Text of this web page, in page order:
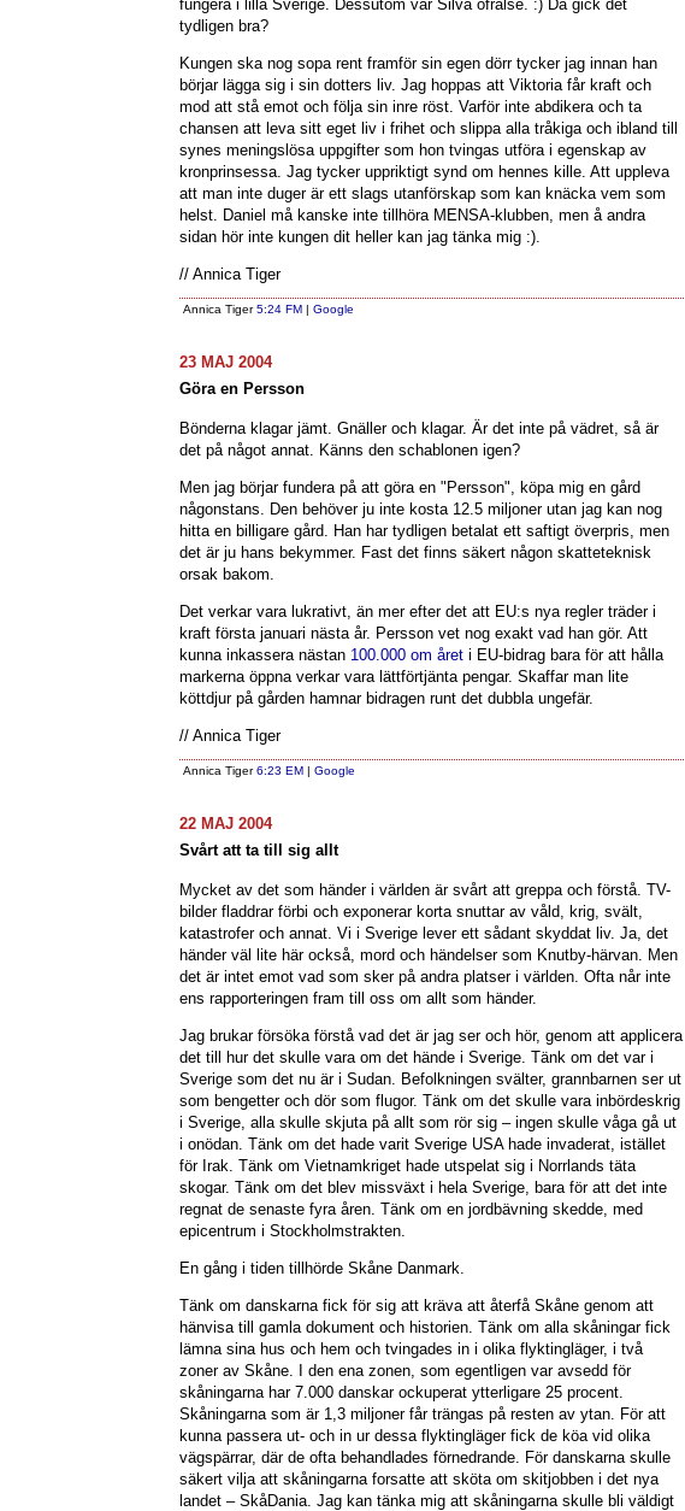
fungera i lilla Sverige. Dessutom var Silva ofrälse. :) Då gick det
tydligen bra?
Kungen ska nog sopa rent framför sin egen dörr tycker jag innan han
börjar lägga sig i sin dotters liv. Jag hoppas att Viktoria får kraft och
mod att stå emot och följa sin inre röst. Varför inte abdikera och ta
chansen att leva sitt eget liv i frihet och slippa alla tråkiga och ibland till
synes meningslösa uppgifter som hon tvingas utföra i egenskap av
kronprinsessa. Jag tycker uppriktigt synd om hennes kille. Att uppleva
att man inte duger är ett slags utanförskap som kan knäcka vem som
helst. Daniel må kanske inte tillhöra MENSA-klubben, men å andra
sidan hör inte kungen dit heller kan jag tänka mig :).
// Annica Tiger
Annica Tiger5:24 FM |Google
23 MAJ 2004
Göra en Persson
Bönderna klagar jämt. Gnäller och klagar. Är det inte på vädret, så är
det på något annat. Känns den schablonen igen?
Men jag börjar fundera på att göra en "Persson", köpa mig en gård
någonstans. Den behöver ju inte kosta 12.5 miljoner utan jag kan nog
hitta en billigare gård. Han har tydligen betalat ett saftigt överpris, men
det är ju hans bekymmer. Fast det finns säkert någon skatteteknisk
orsak bakom.
Det verkar vara lukrativt, än mer efter det att EU:s nya regler träder i
kraft första januari nästa år. Persson vet nog exakt vad han gör. Att
kunna inkassera nästan 100.000 om året i EU-bidrag bara för att hålla
markerna öppna verkar vara lättförtjänta pengar. Skaffar man lite
köttdjur på gården hamnar bidragen runt det dubbla ungefär.
// Annica Tiger
Annica Tiger6:23 EM |Google
22 MAJ 2004
Svårt att ta till sig allt
Mycket av det som händer i världen är svårt att greppa och förstå. TV-
bilder fladdrar förbi och exponerar korta snuttar av våld, krig, svält,
katastrofer och annat. Vi i Sverige lever ett sådant skyddat liv. Ja, det
händer väl lite här också, mord och händelser som Knutby-härvan. Men
det är intet emot vad som sker på andra platser i världen. Ofta når inte
ens rapporteringen fram till oss om allt som händer.
Jag brukar försöka förstå vad det är jag ser och hör, genom att applicera
det till hur det skulle vara om det hände i Sverige. Tänk om det var i
Sverige som det nu är i Sudan. Befolkningen svälter, grannbarnen ser ut
som bengetter och dör som flugor. Tänk om det skulle vara inbördeskrig
i Sverige, alla skulle skjuta på allt som rör sig – ingen skulle våga gå ut
i onödan. Tänk om det hade varit Sverige USA hade invaderat, istället
för Irak. Tänk om Vietnamkriget hade utspelat sig i Norrlands täta
skogar. Tänk om det blev missväxt i hela Sverige, bara för att det inte
regnat de senaste fyra åren. Tänk om en jordbävning skedde, med
epicentrum i Stockholmstrakten.
En gång i tiden tillhörde Skåne Danmark.
Tänk om danskarna fick för sig att kräva att återfå Skåne genom att
hänvisa till gamla dokument och historien. Tänk om alla skåningar fick
lämna sina hus och hem och tvingades in i olika flyktingläger, i två
zoner av Skåne. I den ena zonen, som egentligen var avsedd för
skåningarna har 7.000 danskar ockuperat ytterligare 25 procent.
Skåningarna som är 1,3 miljoner får trängas på resten av ytan. För att
kunna passera ut- och in ur dessa flyktingläger fick de köa vid olika
vägspärrar, där de ofta behandlades förnedrande. För danskarna skulle
säkert vilja att skåningarna forsatte att sköta om skitjobben i det nya
landet – SkåDania. Jag kan tänka mig att skåningarna skulle bli väldigt